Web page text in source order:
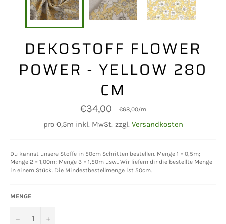
DEKOSTOFF FLOWER
POWER - YELLOW 280
CM
Normaler
Preis
€34,00 €68,00/m
pro 0,5m inkl. MwSt. zzgl. Versandkosten
Du kannst unsere Stoffe in 50cm Schritten bestellen. Menge 1 = 0,5m;
Menge 2 = 1,00m; Menge 3 = 1,50m usw.. Wir liefern dir die bestellte Menge
in einem Stück. Die Mindestbestellmenge ist 50cm.
MENGE
− +